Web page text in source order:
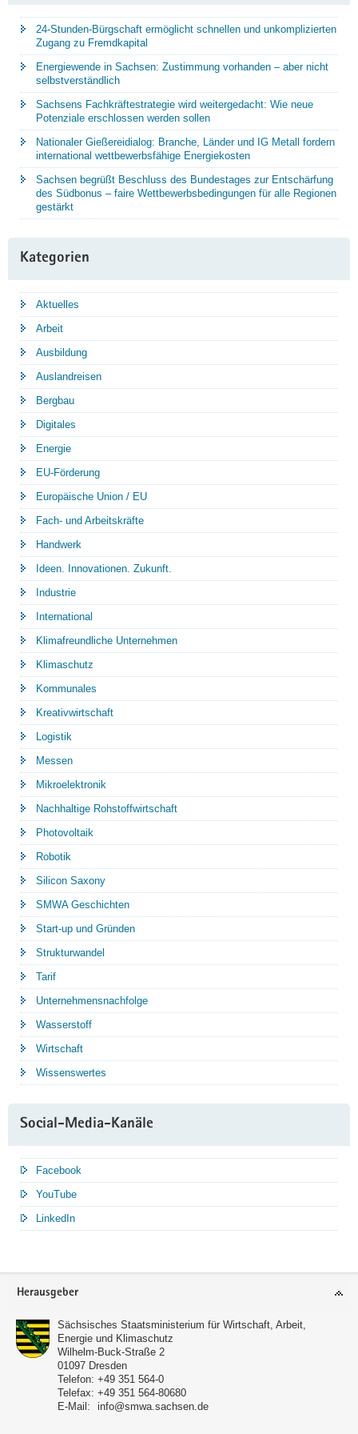
24-Stunden-Bürgschaft ermöglicht schnellen und unkomplizierten
Zugang zu Fremdkapital
Energiewende in Sachsen: Zustimmung vorhanden – aber nicht
selbstverständlich
Sachsens Fachkräftestrategie wird weitergedacht: Wie neue
Potenziale erschlossen werden sollen
Nationaler Gießereidialog: Branche, Länder und IG Metall fordern
international wettbewerbsfähige Energiekosten
Sachsen begrüßt Beschluss des Bundestages zur Entschärfung
des Südbonus – faire Wettbewerbsbedingungen für alle Regionen
gestärkt
Kategorien
Aktuelles
Arbeit
Ausbildung
Auslandreisen
Bergbau
Digitales
Energie
EU-Förderung
Europäische Union / EU
Fach- und Arbeitskräfte
Handwerk
Ideen. Innovationen. Zukunft.
Industrie
International
Klimafreundliche Unternehmen
Klimaschutz
Kommunales
Kreativwirtschaft
Logistik
Messen
Mikroelektronik
Nachhaltige Rohstoffwirtschaft
Photovoltaik
Robotik
Silicon Saxony
SMWA Geschichten
Start-up und Gründen
Strukturwandel
Tarif
Unternehmensnachfolge
Wasserstoff
Wirtschaft
Wissenswertes
Social-Media-Kanäle
Facebook
YouTube
LinkedIn
Service
Herausgeber
Sächsisches Staatsministerium für Wirtschaft, Arbeit,
Energie und Klimaschutz
Wilhelm-Buck-Straße 2
01097 Dresden
Telefon: +49 351 564-0
Telefax: +49 351 564-80680
E-Mail:
info@smwa.sachsen.de